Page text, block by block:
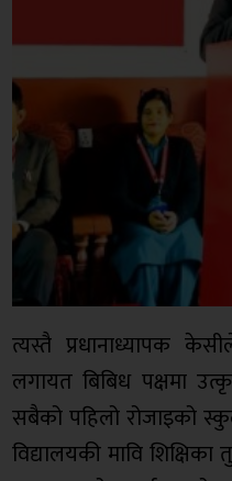
त्यस्तै प्रधानाध्यापक
लगायत बिबिध पक्षमा
सबैको पहिलो रोजाइको
विद्यालयकी मावि